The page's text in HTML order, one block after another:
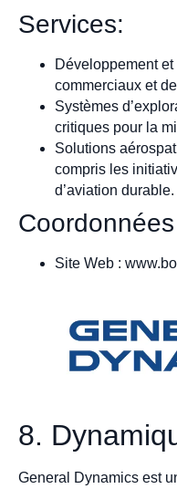
Services:
Développement
commerciaux et
Systèmes
critiques pour la
Solutions
compris les
d’aviation durable.
Coordonnées
Site Web :
8.
General Dynamics est